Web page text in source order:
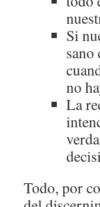
Si
sano
no
La
Todo, por